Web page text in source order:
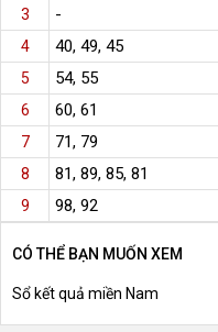
3 -
4 40, 49, 45
5 54, 55
6 60, 61
7 71, 79
8 81, 89, 85, 81
9 98, 92
CÓ THỂ BẠN MUỐN XEM
Sổ kết quả miền Nam